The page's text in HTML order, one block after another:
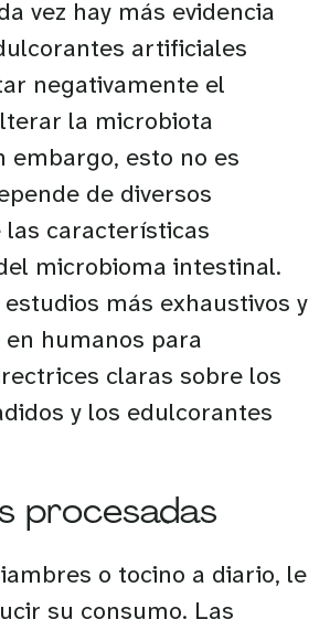
vez hay más evidencia
artificiales
negativamente el
la microbiota
embargo, esto no es
de diversos
las características
microbioma intestinal.
más exhaustivos y
humanos para
claras sobre los
y los edulcorantes
procesadas
o tocino a diario, le
su consumo. Las